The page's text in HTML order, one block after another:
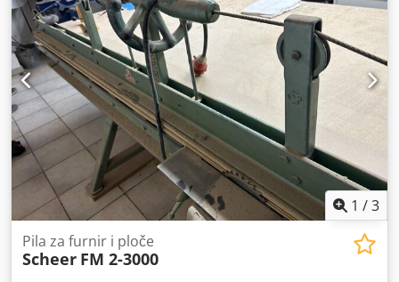
1 /3
Pila za furnir i ploče
Scheer FM 2-3000